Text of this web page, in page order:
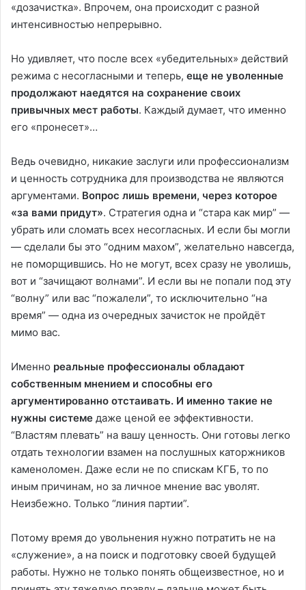
«дозачистка». Впрочем, она происходит с разной
интенсивностью непрерывно.
Но удивляет, что после всех «убедительных» действий
режима с несогласными и теперь, еще не уволенные
продолжают наедятся на сохранение своих
привычных мест работы. Каждый думает, что именно
его «пронесет»…
Ведь очевидно, никакие заслуги или профессионализм
и ценность сотрудника для производства не являются
аргументами. Вопрос лишь времени, через которое
«за вами придут». Стратегия одна и “стара как мир” —
убрать или сломать всех несогласных. И если бы могли
— сделали бы это “одним махом”, желательно навсегда,
не поморщившись. Но не могут, всех сразу не уволишь,
вот и “зачищают волнами”. И если вы не попали под эту
“волну” или вас “пожалели”, то исключительно “на
время” — одна из очередных зачисток не пройдёт
мимо вас.
Именно реальные профессионалы обладают
собственным мнением и способны его
аргументированно отстаивать. И именно такие не
нужны системе даже ценой ее эффективности.
“Властям плевать” на вашу ценность. Они готовы легко
отдать технологии взамен на послушных каторжников
каменоломен. Даже если не по спискам КГБ, то по
иным причинам, но за личное мнение вас уволят.
Неизбежно. Только “линия партии”.
Потому время до увольнения нужно потратить не на
«служение», а на поиск и подготовку своей будущей
работы. Нужно не только понять общеизвестное, но и